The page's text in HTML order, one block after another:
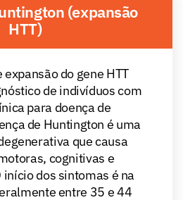
(expansão
HTT)
expansão do gene HTT
de indivíduos com
para doença de
de Huntington é uma
que causa
cognitivas e
dos sintomas é na
entre 35 e 44